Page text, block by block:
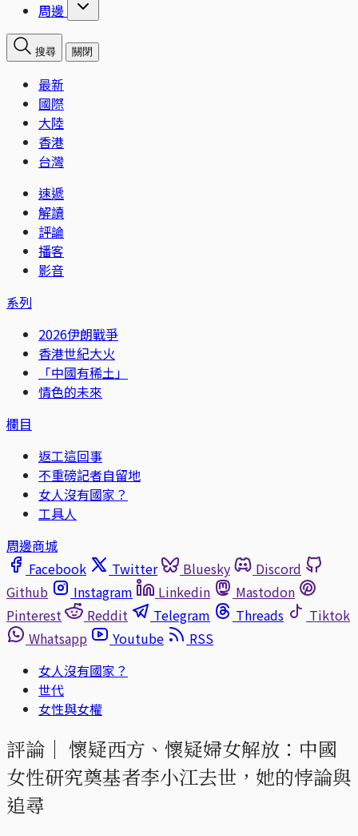
周邊
搜尋 關閉
最新
國際
大陸
香港
台灣
速遞
解讀
評論
播客
影音
系列
2026伊朗戰爭
香港世紀大火
「中國有稀土」
情色的未來
欄目
返工這回事
不重磅記者自留地
女人沒有國家？
工具人
周邊商城
Facebook
Twitter Bluesky
Discord
Github
Instagram Linkedin
Mastodon
Pinterest
Reddit Telegram Threads
Tiktok
Whatsapp
Youtube
RSS
女人沒有國家？
世代
女性與女權
評論｜ 懷疑西方、懷疑婦女解放：中國
女性研究奠基者李小江去世，她的悖論與
追尋